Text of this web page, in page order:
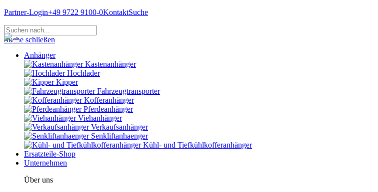
Partner-Login+49 9722 9100-0KontaktSuche
Suche schließen
Anhänger
Kastenanhänger
Hochlader
Kipper
Fahrzeugtransporter
Kofferanhänger
Pferdeanhänger
Viehanhänger
Verkaufsanhänger
Senkliftanhaenger
Kühl- und Tiefkühlkofferanhänger
Ersatzteile-Shop
Unternehmen
Über uns